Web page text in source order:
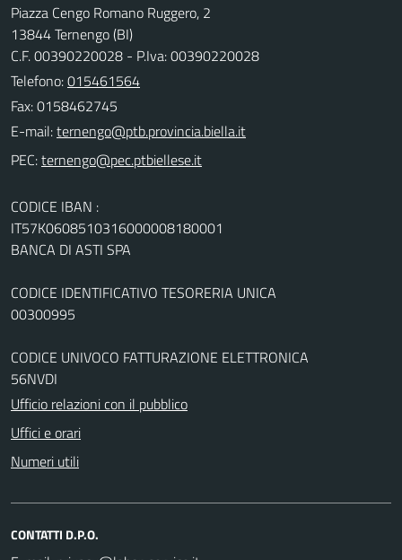
Piazza Cengo Romano Ruggero, 2
13844 Ternengo (BI)
C.F. 00390220028 - P.Iva: 00390220028
Telefono:015461564
Fax: 0158462745
E-mail:
PEC:
CODICE IBAN :
IT57K0608510316000008180001
BANCA DI ASTI SPA
CODICE IDENTIFICATIVO TESORERIA UNICA
00300995
CODICE UNIVOCO FATTURAZIONE ELETTRONICA
56NVDI
Ufficio relazioni con il pubblico
Uffici e orari
Numeri utili
CONTATTI D.P.O.